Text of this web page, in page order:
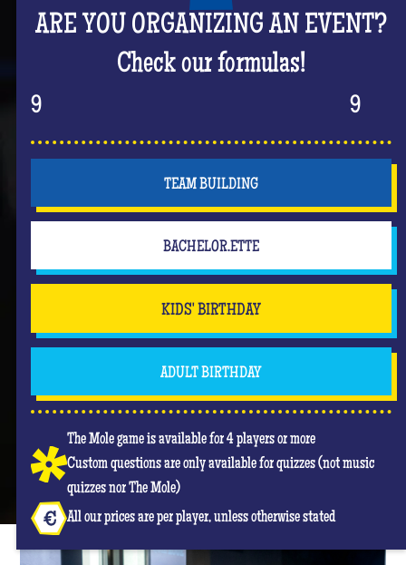
ARE YOU ORGANIZING AN EVENT?
Check our formulas!
9 9
TEAM BUILDING
BACHELOR.ETTE
KIDS' BIRTHDAY
ADULT BIRTHDAY
The Mole game is available for 4 players or more
Custom questions are only available for quizzes (not music
quizzes nor The Mole)
All our prices are per player, unless otherwise stated